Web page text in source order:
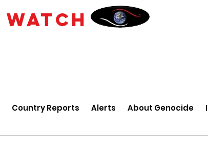
WATCH
Country Reports Alerts About Genocide